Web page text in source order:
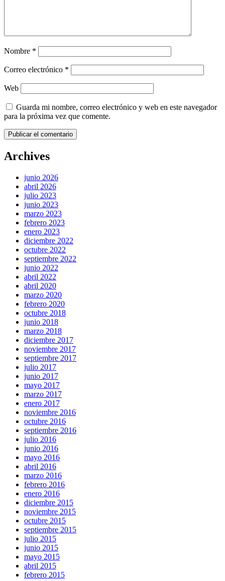
Nombre *
Correo electrónico *
Web
Guarda mi nombre, correo electrónico y web en este navegador
para la próxima vez que comente.
Archives
junio 2026
abril 2026
julio 2023
junio 2023
marzo 2023
febrero 2023
enero 2023
diciembre 2022
octubre 2022
septiembre 2022
junio 2022
abril 2022
abril 2020
marzo 2020
febrero 2020
octubre 2018
junio 2018
marzo 2018
diciembre 2017
noviembre 2017
septiembre 2017
julio 2017
junio 2017
mayo 2017
marzo 2017
enero 2017
noviembre 2016
octubre 2016
septiembre 2016
julio 2016
junio 2016
mayo 2016
abril 2016
marzo 2016
febrero 2016
enero 2016
diciembre 2015
noviembre 2015
octubre 2015
septiembre 2015
julio 2015
junio 2015
mayo 2015
abril 2015
febrero 2015